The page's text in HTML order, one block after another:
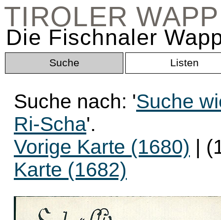
TIROLER
Die Fischnaler
Suche Listen
Suche nach: 'Suche
Ri-Scha'.
Vorige Karte (1680) |
Karte (1682)